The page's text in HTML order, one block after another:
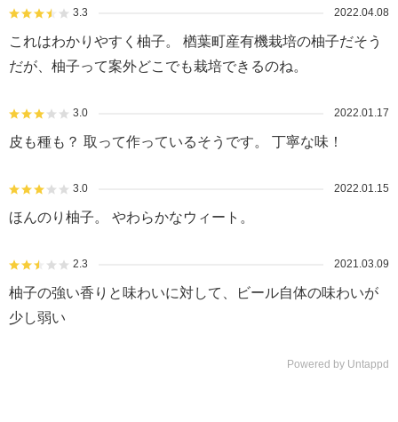
3.3 2022.04.08
これはわかりやすく柚子。 楢葉町産有機栽培の柚子だそう
だが、柚子って案外どこでも栽培できるのね。
3.0 2022.01.17
皮も種も？ 取って作っているそうです。 丁寧な味！
3.0 2022.01.15
ほんのり柚子。 やわらかなウィート。
2.3 2021.03.09
柚子の強い香りと味わいに対して、ビール自体の味わいが
少し弱い
Powered by Untappd